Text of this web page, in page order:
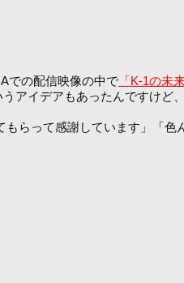
での配信映像の中で 「K-1の未
イデアもあったんですけど
らって感謝しています」「